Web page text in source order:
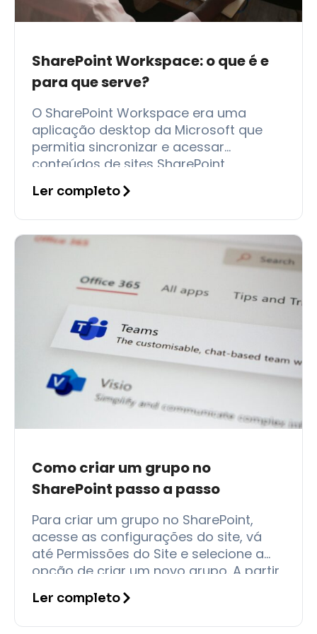
SharePoint Workspace: o que é e
para que serve?
O SharePoint Workspace era uma
aplicação desktop da Microsoft que
permitia sincronizar e acessar
conteúdos de sites SharePoint
sem conexão com a internet. Em
Ler completo
Como criar um grupo no
SharePoint passo a passo
Para criar um grupo no SharePoint,
acesse as configurações do site, vá
até Permissões do Site e selecione a
opção de criar um novo grupo. A partir
daí, você define
Ler completo